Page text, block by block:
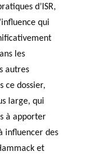
d’ISR,
qui
les
autres
ce dossier,
large, qui
à apporter
influencer des
et